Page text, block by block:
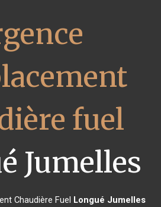
fuel
Jumelles
Chaudière Fuel Longué Jumelles